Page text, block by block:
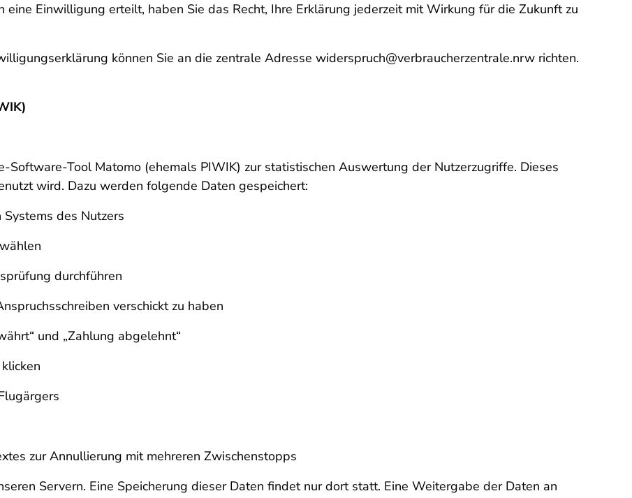
Einwilligung erteilt, haben Sie das Recht, Ihre Erklärung jederzeit mit Wirkung für die Zukunft zu
können Sie an die zentrale Adresse widerspruch@verbraucherzentrale.nrw richten.
Tool Matomo (ehemals PIWIK) zur statistischen Auswertung der Nutzerzugriffe. Dieses
wird. Dazu werden folgende Daten gespeichert:
des Nutzers
durchführen
verschickt zu haben
und „Zahlung abgelehnt“
zur Annullierung mit mehreren Zwischenstopps
Servern. Eine Speicherung dieser Daten findet nur dort statt. Eine Weitergabe der Daten an